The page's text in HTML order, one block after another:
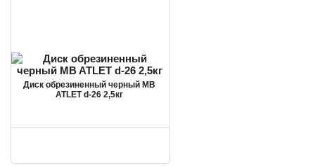
Диск обрезиненный черный MB
ATLET d-26 2,5кг